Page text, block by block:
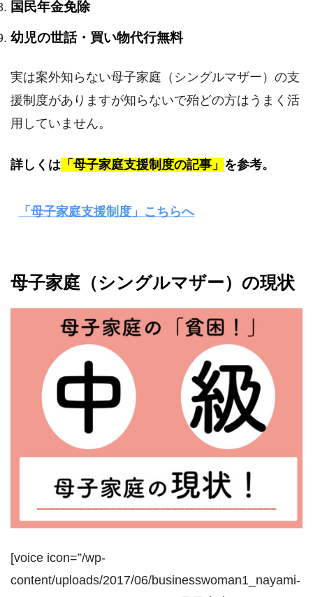
国民年金免除
幼児の世話・買い物代行無料
実は案外知らない母子家庭（シングルマザー）の支
援制度がありますが知らないで殆どの方はうまく活
用していません。
詳しくは 「母子家庭支援制度の記事」 を参考。
「母子家庭支援制度」こちらへ
母子家庭（シングルマザー）の現状
[voice icon=”/wp-
content/uploads/2017/06/businesswoman1_nayami-